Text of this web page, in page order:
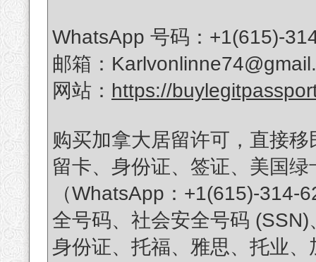
WhatsApp 号码：+1(615)-
邮箱：
网站： https://
购买加拿大居留许可，直接
留卡、身份证、签证、美国
（WhatsApp：+1(615)-314-
全号码、社会安全号码
身份证、托福、雅思、托业